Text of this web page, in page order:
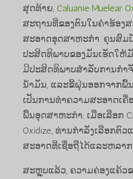
ສຸດທ້າຍ, Caluanie Muelear
ສະຖານທີ່ຂອງຕົນໃນຄໍາຮ້ອງ
ສະອາດອຸດສາຫະກໍາ. ຄຸນສົມ
ປະສິດທິພາບຂອງມັນເຮັດໃຫ້
ມີປະສິດທິພາບສໍາລັບການກໍາ
ນໍ້າມັນ, ແລະຂີ້ຝຸ່ນອອກຈາກພື້
ເປັນການທໍາຄວາມສະອາດເຄື່
ພື້ນອຸດສາຫະກໍາ, ເມື່ອເລືອກ
Oxidize, ທ່ານກໍາລັງເລືອກຕົ
ສະອາດທີ່ເຊື່ອຖືໄດ້ແລະຫລາ
ສະຫຼຸບແລ້ວ, ຄວາມຄ່ອງແຄ້ວຂ